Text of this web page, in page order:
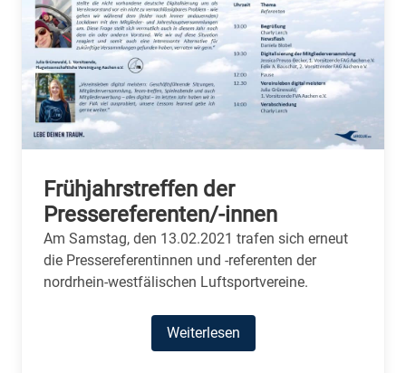
Frühjahrstreffen der
Pressereferenten/-innen
Am Samstag, den 13.02.2021 trafen sich erneut
die Pressereferentinnen und -referenten der
nordrhein-westfälischen Luftsportvereine.
Weiterlesen